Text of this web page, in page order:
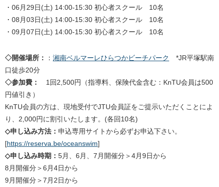
・06月29日(土) 14:00-15:30 初心者スクール 10名
・08月03日(土) 14:00-15:30 初心者スクール 10名
・09月07日(土) 14:00-15:30 初心者スクール 10名
◇開催場所： ： 湘南ベルマーレひらつかビーチパーク
*JR平塚駅南
口徒歩20分
◇参加費： 1回2,500円（指導料、保険代金含む：KnTU会員は500
円値引き）
KnTU会員の方は、現地受付でJTU会員証をご提示いただくことによ
り、2,000円に割引いたします。(各回10名)
◇申し込み方法： 申込専用サイトから必ずお申込下さい。
[https://reserva.be/oceanswim]
◇申し込み時期： 5月、6月、7月開催分＞4月9日から
8月開催分＞6月4日から
9月開催分＞7月2日から